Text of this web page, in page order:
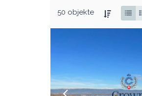
50 objekte